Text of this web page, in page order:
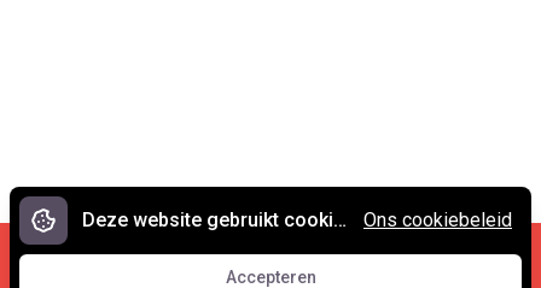
Cookies en privacy •
Contact
Deze website gebruikt cookies.
Accepteren
Ons cookiebeleid